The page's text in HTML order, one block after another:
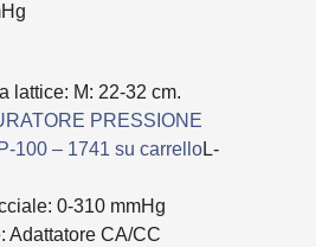
lattice: M: 22-32 cm.
PRESSIONE
100 – 1741 su carrelloL-
0-310 mmHg
Adattatore CA/CC